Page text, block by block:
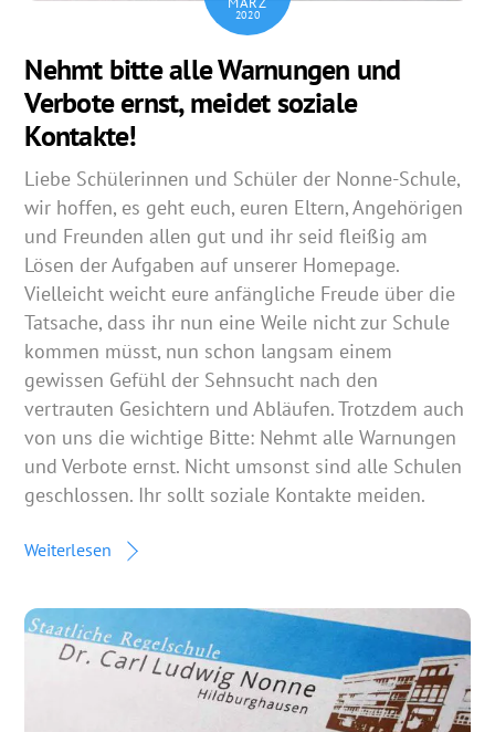
2020
Nehmt bitte alle Warnungen und
Verbote ernst, meidet soziale
Kontakte!
Liebe Schülerinnen und Schüler der Nonne-Schule,
wir hoffen, es geht euch, euren Eltern, Angehörigen
und Freunden allen gut und ihr seid fleißig am
Lösen der Aufgaben auf unserer Homepage.
Vielleicht weicht eure anfängliche Freude über die
Tatsache, dass ihr nun eine Weile nicht zur Schule
kommen müsst, nun schon langsam einem
gewissen Gefühl der Sehnsucht nach den
vertrauten Gesichtern und Abläufen. Trotzdem auch
von uns die wichtige Bitte: Nehmt alle Warnungen
und Verbote ernst. Nicht umsonst sind alle Schulen
geschlossen. Ihr sollt soziale Kontakte meiden.
Weiterlesen